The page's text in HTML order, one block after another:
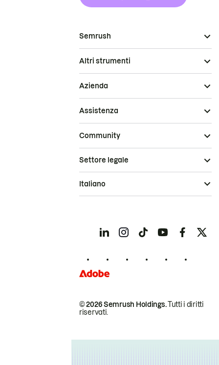
Semrush
Altri strumenti
Azienda
Assistenza
Community
© 2026 Semrush Holdings.Tutti i diritti
riservati.
Settore legale
Italiano